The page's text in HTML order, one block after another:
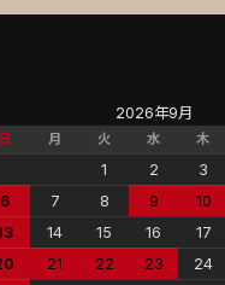
2026年9月
日 月 火 水 木
1 2 3
6
7 8 9 10
14 15 16 17
21 22 23 24